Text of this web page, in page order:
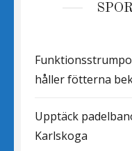
håller fötterna
Upptäck
Karlskoga